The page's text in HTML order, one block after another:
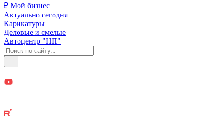
₽ Мой бизнес
Актуально сегодня
Карикатуры
Деловые и смелые
Автоцентр "НП"